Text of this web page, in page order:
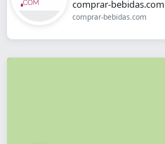
comprar-bebidas.com
comprar-bebidas.com